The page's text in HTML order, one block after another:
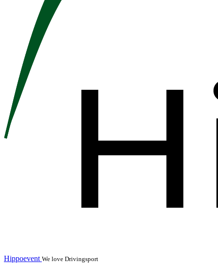
Hippoevent We love Drivingsport